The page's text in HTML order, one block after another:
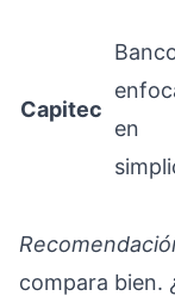
Capitec
en
compara bien.